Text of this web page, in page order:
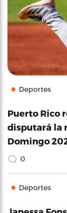
Deportes
Puerto Rico
disputará la
Domingo
0
Deportes